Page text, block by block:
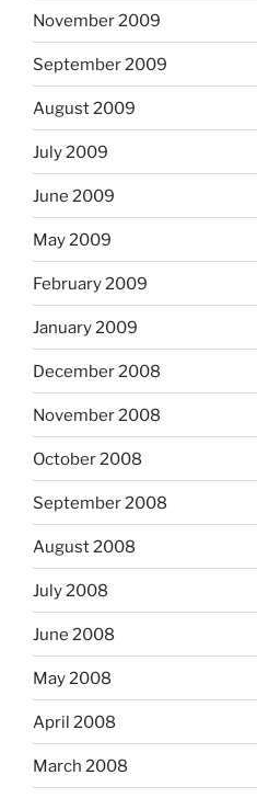
November 2009
September 2009
August 2009
July 2009
June 2009
May 2009
February 2009
January 2009
December 2008
November 2008
October 2008
September 2008
August 2008
July 2008
June 2008
May 2008
April 2008
March 2008